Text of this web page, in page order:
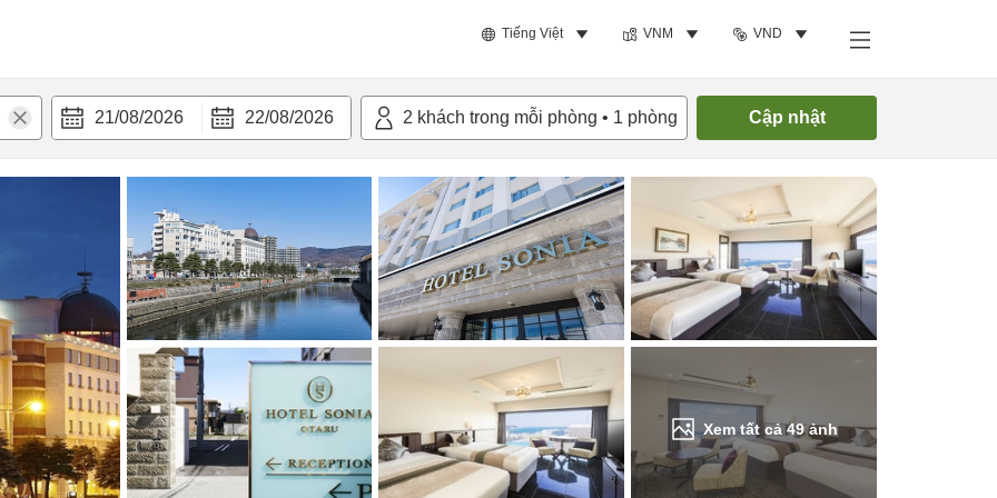
Tiếng Việt VNM VND
21/08/2026 22/08/2026 2 khách trong mỗi phòng • 1 phòng Cập nhật
Xem tất cả49ảnh
nghi Tìm phòng trống